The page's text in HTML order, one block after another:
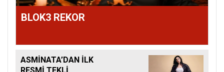
BLOK3 REKOR
ASMİNATA’DAN İLK